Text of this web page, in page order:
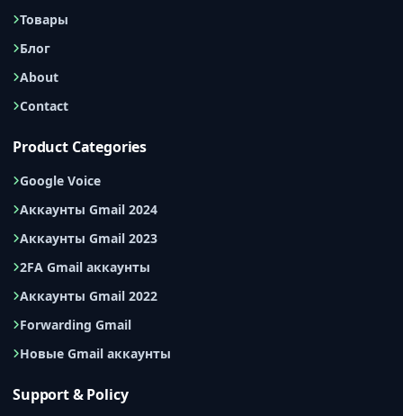
Товары
Блог
About
Contact
Product Categories
Google Voice
Аккаунты Gmail 2024
Аккаунты Gmail 2023
2FA Gmail аккаунты
Аккаунты Gmail 2022
Forwarding Gmail
Новые Gmail аккаунты
Support & Policy